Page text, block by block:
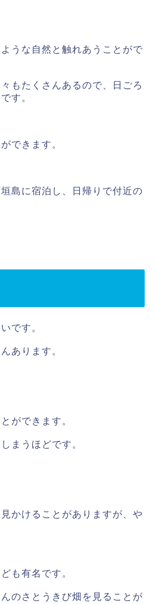
うな自然と触れあうことがで
もたくさんあるので、日ごろ
す。
できます。
島に宿泊し、日帰りで付近の
です。
あります。
ができます。
まうほどです。
かけることがありますが、や
も有名です。
のさとうきび畑を見ることが